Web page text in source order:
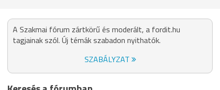
A Szakmai fórum zártkörű és moderált, a fordit.hu
tagjainak szól. Új témák szabadon nyithatók.
SZABÁLYZAT